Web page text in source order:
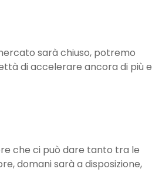
sarà chiuso, potremo
di accelerare ancora di più e
che ci può dare tanto tra le
domani sarà a disposizione,